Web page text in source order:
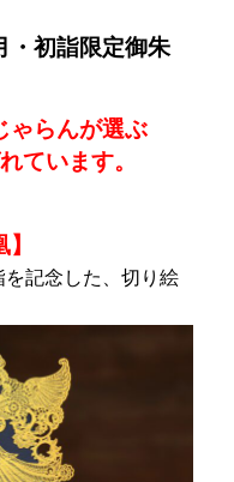
・初詣限定御朱
ゃらんが選ぶ
ています。
記念した、切り絵